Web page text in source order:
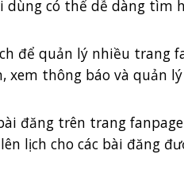
có thể dễ dàng tìm
để quản lý nhiều
thông báo và quản
đăng trên trang
lịch cho các bài đăng